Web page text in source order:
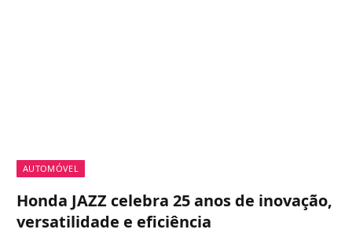
AUTOMÓVEL
Honda JAZZ celebra 25 anos de inovação,
versatilidade e eficiência